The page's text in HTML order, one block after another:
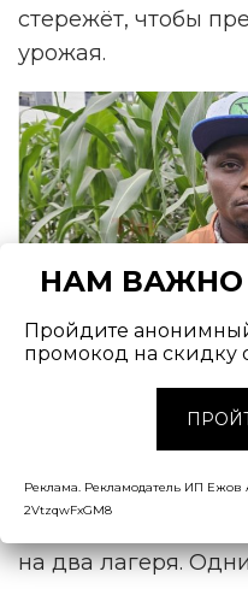
стережёт, чтобы
урожая.
Фрэнсис Нгиги, который
В течение
преображается
на два лагеря.
НАМ ВАЖНО
Пройдите
промокод на скидку
Реклама. Рекламодатель ИП Ежов
2VtzqwFxGM8